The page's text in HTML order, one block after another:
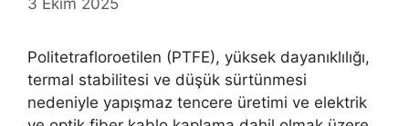
3 Ekim 2025
Politetrafloroetilen (PTFE), yüksek dayanıklılığı,
termal stabilitesi ve düşük sürtünmesi
nedeniyle yapışmaz tencere üretimi ve elektrik